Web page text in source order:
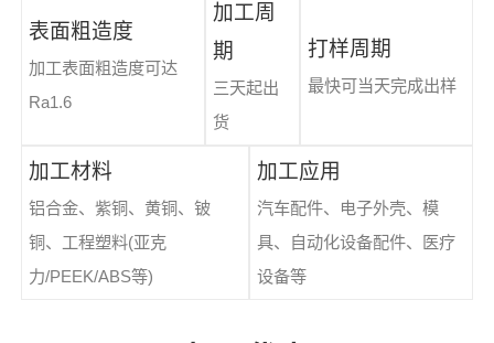
表面粗造度
加工表面粗造度可达
Ra1.6
加工周
期
三天起出
货
打样周期
最快可当天完成出样
加工材料
铝合金、紫铜、黄铜、铍
铜、工程塑料(亚克
力/PEEK/ABS等)
加工应用
汽车配件、电子外壳、模
具、自动化设备配件、医疗
设备等